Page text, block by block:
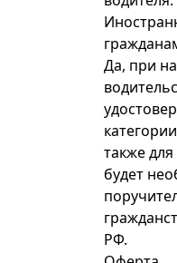
Да, при
также
будет
РФ.